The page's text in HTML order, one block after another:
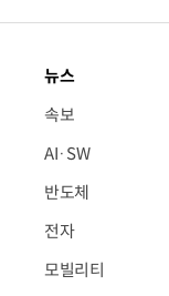
뉴스
속보
AI·SW
반도체
전자
모빌리티